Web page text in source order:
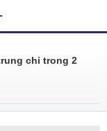
chỉ trong 2